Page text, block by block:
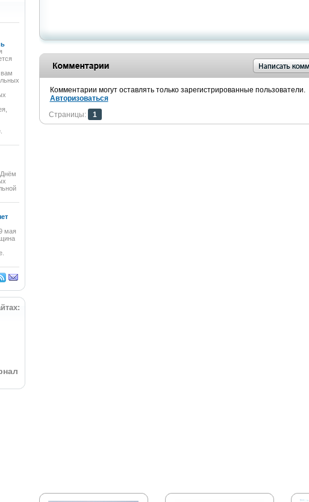
вам
Днём
мая
Комментарии могут оставлять только зарегистрированные пользователи.
Авторизоваться
Страницы:
1